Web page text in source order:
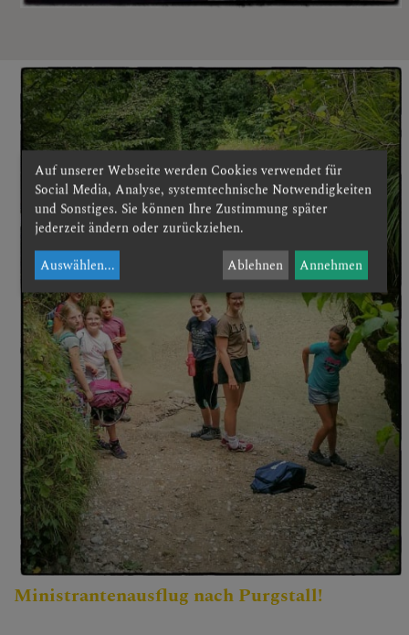
Ministrantenausflug nach Purgstall!
Auf unserer Webseite werden Cookies verwendet für
Social Media, Analyse, systemtechnische Notwendigkeiten
und Sonstiges. Sie können Ihre Zustimmung später
jederzeit ändern oder zurückziehen.
Auswählen... Ablehnen Annehmen